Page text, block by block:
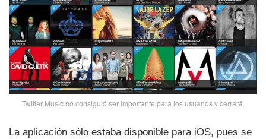
Twitter Music no consiguió ser importante para los usuarios y cerrará.
La aplicación sólo estaba disponible para iOS, pues se